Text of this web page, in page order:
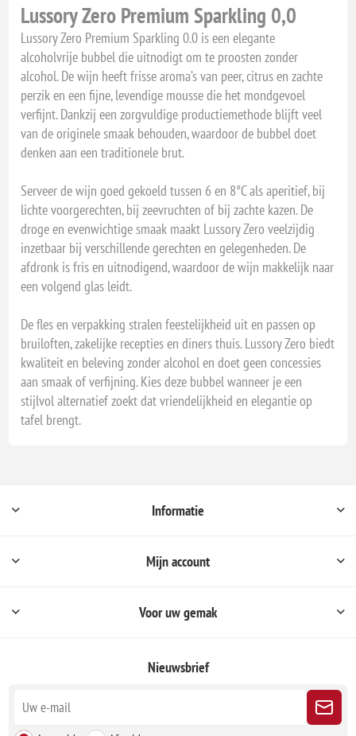
Lussory Zero Premium Sparkling 0,0
Lussory Zero Premium Sparkling 0.0 is een elegante
alcoholvrije bubbel die uitnodigt om te proosten zonder
alcohol. De wijn heeft frisse aroma’s van peer, citrus en zachte
perzik en een fijne, levendige mousse die het mondgevoel
verfijnt. Dankzij een zorgvuldige productiemethode blijft veel
van de originele smaak behouden, waardoor de bubbel doet
denken aan een traditionele brut.
Serveer de wijn goed gekoeld tussen 6 en 8°C als aperitief, bij
lichte voorgerechten, bij zeevruchten of bij zachte kazen. De
droge en evenwichtige smaak maakt Lussory Zero veelzijdig
inzetbaar bij verschillende gerechten en gelegenheden. De
afdronk is fris en uitnodigend, waardoor de wijn makkelijk naar
een volgend glas leidt.
De fles en verpakking stralen feestelijkheid uit en passen op
bruiloften, zakelijke recepties en diners thuis. Lussory Zero biedt
kwaliteit en beleving zonder alcohol en doet geen concessies
aan smaak of verfijning. Kies deze bubbel wanneer je een
stijlvol alternatief zoekt dat vriendelijkheid en elegantie op
tafel brengt.
Informatie
Mijn account
Voor uw gemak
Nieuwsbrief